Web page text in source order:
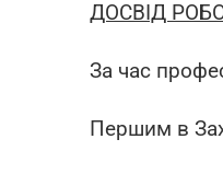
ДОСВІД
За час
Першим в